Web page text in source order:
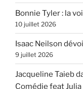
Bonnie Tyler : la
10 juillet 2026
Isaac Neilson
9 juillet 2026
Jacqueline Taieb
Comédie feat